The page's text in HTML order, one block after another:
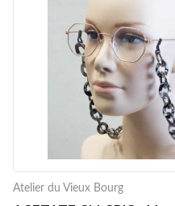
Atelier du Vieux Bourg